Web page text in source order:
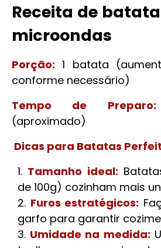
Receita de
microondas
Porção: 1 batata
conforme necessário)
Tempo de Preparo:
(aproximado)
Dicas para Batatas
Tamanho ideal:
de 100g) cozinham mais
Furos estratégicos:
garfo para garantir
Umidade na medida: